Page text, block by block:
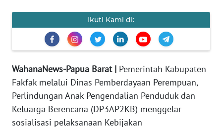
Ikuti Kami di:
WahanaNews-Papua Barat | Pemerintah Kabupaten
Fakfak melalui Dinas Pemberdayaan Perempuan,
Perlindungan Anak Pengendalian Penduduk dan
Keluarga Berencana (DP3AP2KB) menggelar
sosialisasi pelaksanaan Kebijakan
KAMI
PEDOMAN
MEDIA
SIBER
REDAKSI